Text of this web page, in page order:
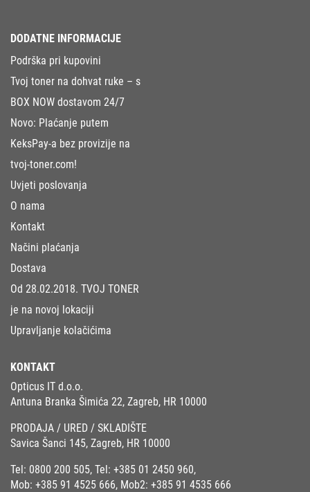
DODATNE INFORMACIJE
Podrška pri kupovini
Tvoj toner na dohvat ruke – s
BOX NOW dostavom 24/7
Novo: Plaćanje putem
KeksPay-a bez provizije na
tvoj-toner.com!
Uvjeti poslovanja
O nama
Kontakt
Načini plaćanja
Dostava
Od 28.02.2018. TVOJ TONER
je na novoj lokaciji
Upravljanje kolačićima
KONTAKT
Opticus IT d.o.o.
Antuna Branka Šimića 22, Zagreb, HR 10000
PRODAJA / URED / SKLADIŠTE
Savica Šanci 145, Zagreb, HR 10000
Tel: 0800 200 505, Tel: +385 01 2450 960,
Mob: +385 91 4525 666, Mob2: +385 91 4535 666